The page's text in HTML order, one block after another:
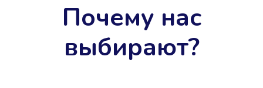
Почему нас
выбирают?